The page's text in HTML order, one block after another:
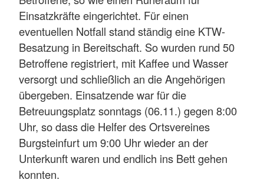
Einsatzkräfte eingerichtet. Für einen
eventuellen Notfall stand ständig eine KTW-
Besatzung in Bereitschaft. So wurden rund 50
Betroffene registriert, mit Kaffee und Wasser
versorgt und schließlich an die Angehörigen
übergeben. Einsatzende war für die
Betreuungsplatz sonntags (06.11.) gegen 8:00
Uhr, so dass die Helfer des Ortsvereines
Burgsteinfurt um 9:00 Uhr wieder an der
Unterkunft waren und endlich ins Bett gehen
konnten.